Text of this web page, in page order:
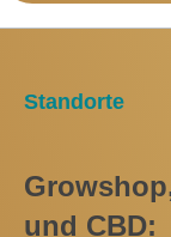
Standorte
und CBD: